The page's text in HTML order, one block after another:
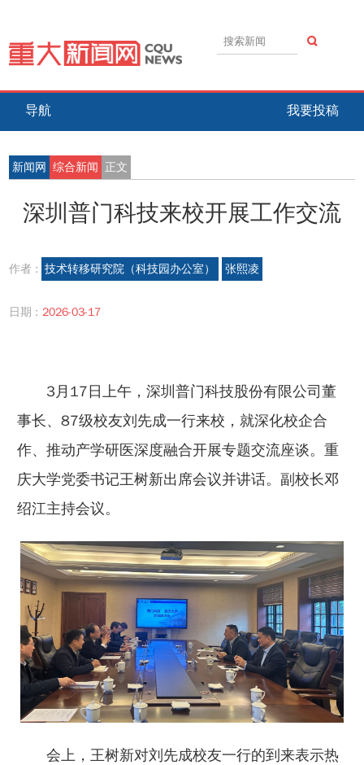
导航 我要投稿
新闻网 综合新闻 正文
深圳普门科技来校开展工作交流
作者 : 技术转移研究院（科技园办公室） 张熙凌
日期 : 2026-03-17
3月17日上午，深圳普门科技股份有限公司董
事长、87级校友刘先成一行来校，就深化校企合
作、推动产学研医深度融合开展专题交流座谈。重
庆大学党委书记王树新出席会议并讲话。副校长邓
绍江主持会议。
会上，王树新对刘先成校友一行的到来表示热